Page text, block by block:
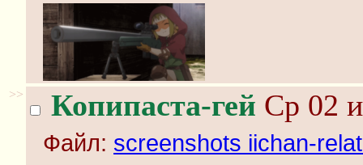
>> Копипаста-гей Ср 02
Файл: screenshots iichan-